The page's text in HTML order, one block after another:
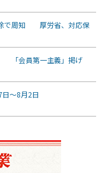
除で周知 厚労省、対応保
「会員第一主義」掲げ
～8月2日